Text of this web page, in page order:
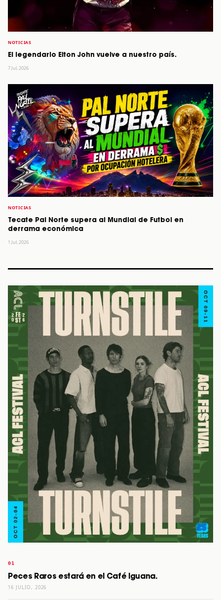
NOTICIAS
El legendario Elton John vuelve a nuestro país.
7 Jul, 2026
NOTICIAS
Tecate Pal Norte supera al Mundial de Futbol en
derrama económica
1 Jul, 2026
Peces Raros estará en el Café Iguana.
16 JULIO, 2026